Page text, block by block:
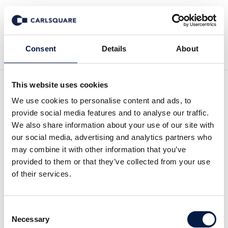
Consent Details About
This website uses cookies
We use cookies to personalise content and ads, to
provide social media features and to analyse our traffic.
We also share information about your use of our site with
our social media, advertising and analytics partners who
may combine it with other information that you’ve
provided to them or that they’ve collected from your use
of their services.
Selection
Necessary
Tillbaka till Nyheter
Analys Magnolia Bostad:
Bättre utsikter för andra
halvåret
Magnolia Bostad redovisade ett rörelseresultat på 73